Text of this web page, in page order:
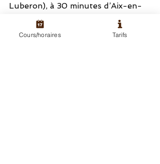
Luberon), à 30 minutes d’Aix-en-
Provence.
300 euros. Inscription sur
Cours/horaires Tarifs